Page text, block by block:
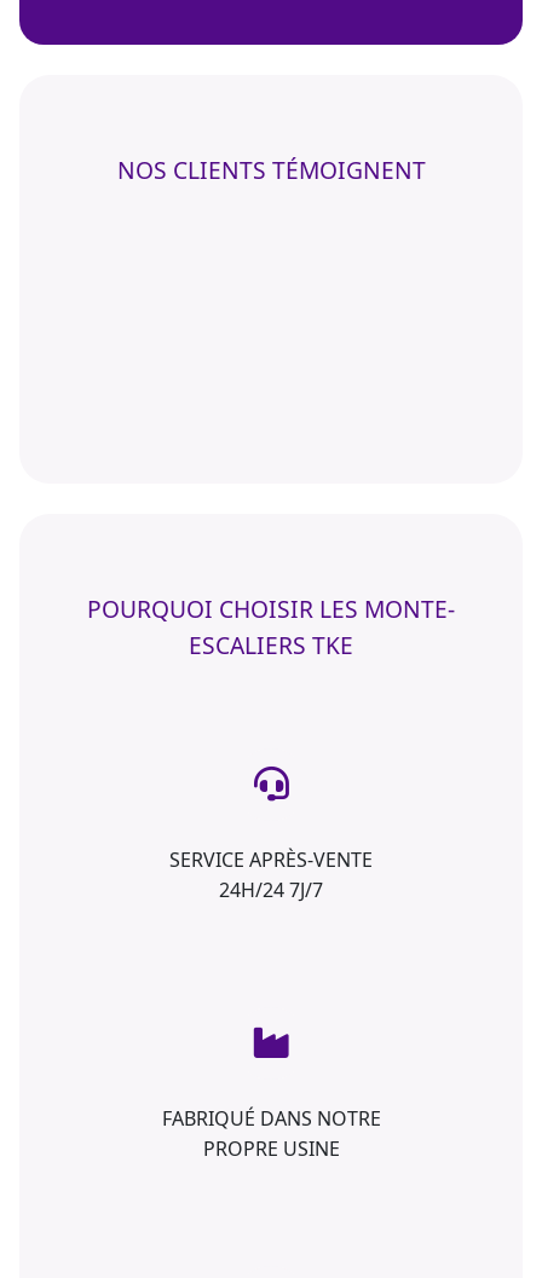
NOS CLIENTS TÉMOIGNENT
POURQUOI CHOISIR LES MONTE-
ESCALIERS TKE
SERVICE APRÈS-VENTE
24H/24 7J/7
FABRIQUÉ DANS NOTRE
PROPRE USINE